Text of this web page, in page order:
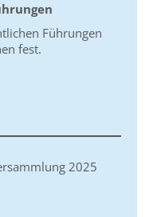
Führungen
fest.
2025